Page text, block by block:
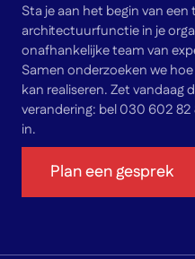
Sta je aan het begin van
architectuurfunctie in je
onafhankelijke team van
Samen onderzoeken we
kan realiseren. Zet vandaag
verandering: bel 030 602
in.
Plan een gesprek